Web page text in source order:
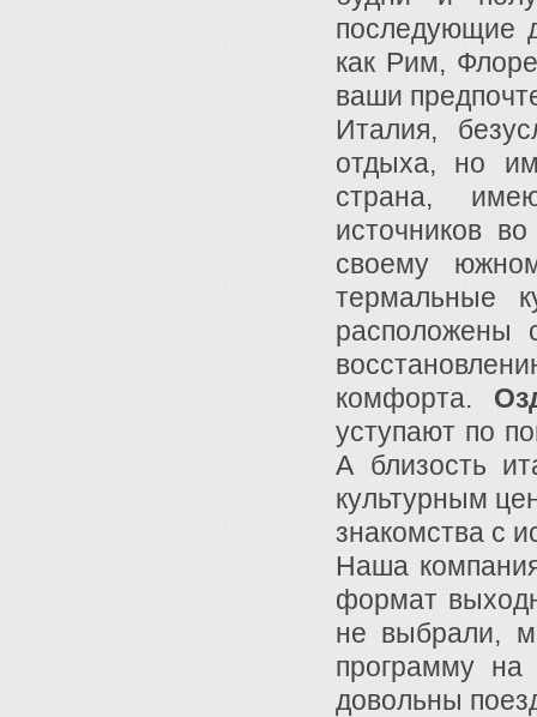
последующие
как Рим,
ваши
Италия,
отдыха, но
страна,
источников
своему
термальные
расположены
комфорта.
уступают по
А близость
культурным
знакомства с
Наша
формат
не выбрали,
программу
довольны